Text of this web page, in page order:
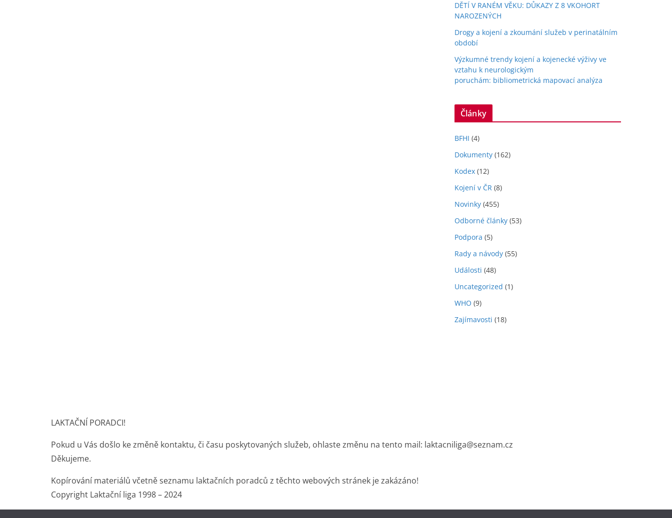
DĚTÍ V RANÉM VĚKU: DŮKAZY Z 8 VKOHORT
NAROZENÝCH
Drogy a kojení a zkoumání služeb v perinatálním
období
Výzkumné trendy kojení a kojenecké výživy ve
vztahu k neurologickým
poruchám: bibliometrická mapovací analýza
Články
BFHI (4)
Dokumenty (162)
Kodex (12)
Kojení v ČR (8)
Novinky (455)
Odborné články (53)
Podpora (5)
Rady a návody (55)
Události (48)
Uncategorized (1)
WHO (9)
Zajímavosti (18)
LAKTAČNÍ PORADCI!
Pokud u Vás došlo ke změně kontaktu, či času poskytovaných služeb, ohlaste změnu na tento mail: laktacniliga@seznam.cz
Děkujeme.
Kopírování materiálů včetně seznamu laktačních poradců z těchto webových stránek je zakázáno!
Copyright Laktační liga 1998 – 2024